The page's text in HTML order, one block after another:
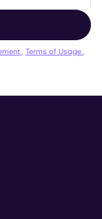
Terms of Usage